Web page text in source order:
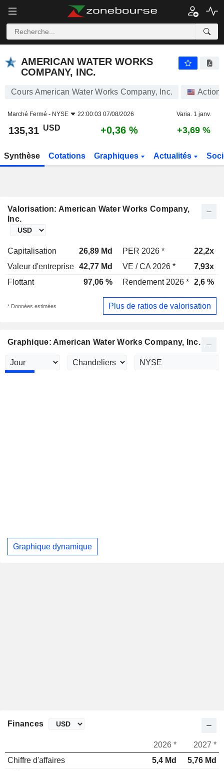
AMERICAN WATER WORKS
COMPANY, INC.
Cours American Water Works Company, Inc.
Marché Fermé - NYSE 22:00:03 07/08/2026 Varia. 1 janv.
135,31 USD +0,36 % +3,69 %
Synthèse Cotations Graphiques Actualités
Valorisation: American Water Works Company,
Inc.
Capitalisation 26,89 Md PER 2026 *
22,2x
Valeur d'entreprise 42,77 Md VE / CA 2026 *
7,93x
Flottant
97,06 % Rendement 2026 * 2,6 %
* Données estimées Plus de ratios de valorisation
Graphique: American Water Works Company, Inc.
Graphique dynamique
Finances
2026 *
2027 *
Chiffre d'affaires
5,4 Md
5,76 Md